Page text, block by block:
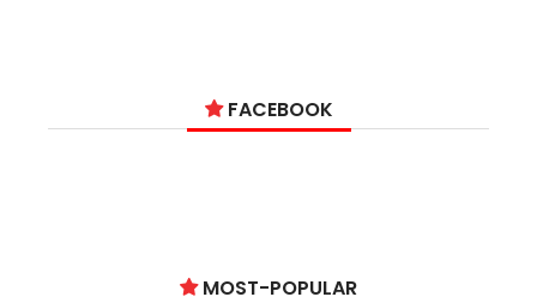
FACEBOOK
MOST-POPULAR